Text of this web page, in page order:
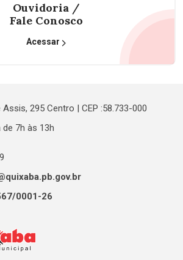
Ouvidoria /
Fale Conosco
Acessar
295 Centro | CEP :58.733-000
de 7h às 13h
0001-26